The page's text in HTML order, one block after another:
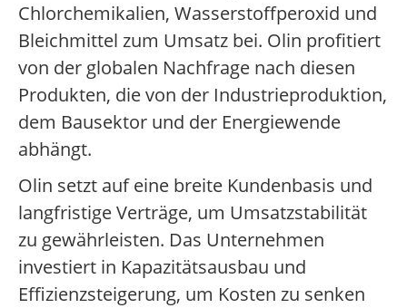
Chlorchemikalien, Wasserstoffperoxid und
Bleichmittel zum Umsatz bei. Olin profitiert
von der globalen Nachfrage nach diesen
Produkten, die von der Industrieproduktion,
dem Bausektor und der Energiewende
abhängt.
Olin setzt auf eine breite Kundenbasis und
langfristige Verträge, um Umsatzstabilität
zu gewährleisten. Das Unternehmen
investiert in Kapazitätsausbau und
Effizienzsteigerung, um Kosten zu senken